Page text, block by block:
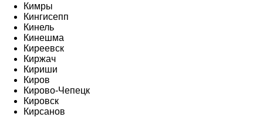
Кимры
Кингисепп
Кинель
Кинешма
Киреевск
Киржач
Кириши
Киров
Кирово-Чепецк
Кировск
Кирсанов